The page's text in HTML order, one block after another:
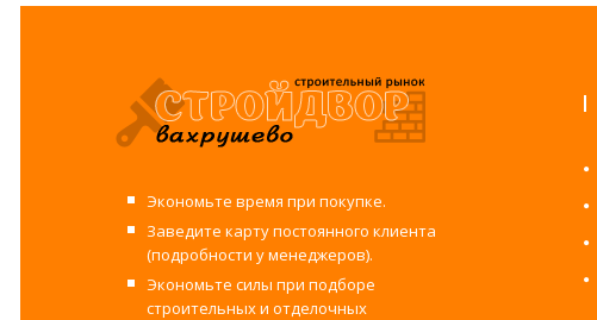
Экономьте время при покупке.
Заведите карту постоянного клиента
(подробности у менеджеров).
Экономьте силы при подборе
строительных и отделочных